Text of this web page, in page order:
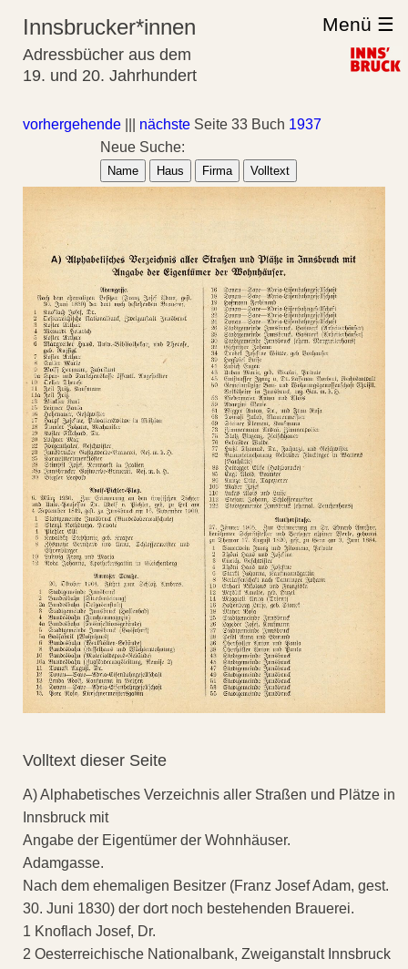
Innsbrucker*innen
Adressbücher aus dem
19. und 20. Jahrhundert
Menü ☰
vorhergehende nächste Seite 33 Buch 1937
Neue Suche:
Name Haus Firma Volltext
Volltext dieser Seite
A) Alphabetisches Verzeichnis aller Straßen und Plätze in
Innsbruck mit
Angabe der Eigentümer der Wohnhäuser.
Adamgasse.
Nach dem ehemaligen Besitzer (Franz Josef Adam, gest.
30. Juni 1830) der dort noch bestehenden Brauerei.
1 Knoflach Josef, Dr.
2 Oesterreichische Nationalbank, Zweiganstalt Innsbruck